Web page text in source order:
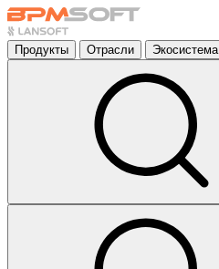
Продукты Отрасли Экосистема